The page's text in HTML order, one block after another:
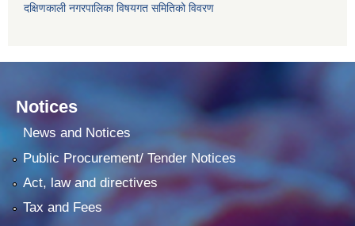
दक्षिणकाली नगरपालिका विषयगत समितिको विवरण
Notices
News and Notices
Public Procurement/ Tender Notices
Act, law and directives
Tax and Fees